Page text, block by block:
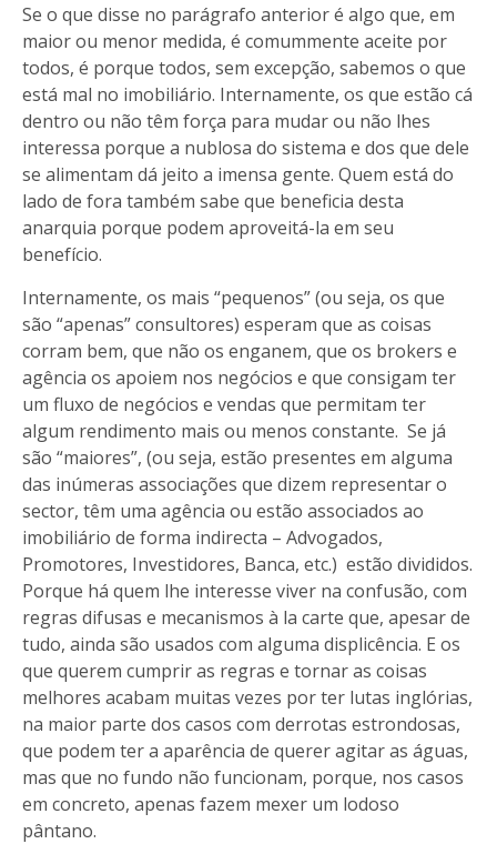
Se o que disse no parágrafo anterior é algo que, em
maior ou menor medida, é comummente aceite por
todos, é porque todos, sem excepção, sabemos o que
está mal no imobiliário. Internamente, os que estão cá
dentro ou não têm força para mudar ou não lhes
interessa porque a nublosa do sistema e dos que dele
se alimentam dá jeito a imensa gente. Quem está do
lado de fora também sabe que beneficia desta
anarquia porque podem aproveitá-la em seu
benefício.
Internamente, os mais “pequenos” (ou seja, os que
são “apenas” consultores) esperam que as coisas
corram bem, que não os enganem, que os brokers e
agência os apoiem nos negócios e que consigam ter
um fluxo de negócios e vendas que permitam ter
algum rendimento mais ou menos constante. Se já
são “maiores”, (ou seja, estão presentes em alguma
das inúmeras associações que dizem representar o
sector, têm uma agência ou estão associados ao
imobiliário de forma indirecta – Advogados,
Promotores, Investidores, Banca, etc.) estão divididos.
Porque há quem lhe interesse viver na confusão, com
regras difusas e mecanismos à la carte que, apesar de
tudo, ainda são usados com alguma displicência. E os
que querem cumprir as regras e tornar as coisas
melhores acabam muitas vezes por ter lutas inglórias,
na maior parte dos casos com derrotas estrondosas,
que podem ter a aparência de querer agitar as águas,
mas que no fundo não funcionam, porque, nos casos
em concreto, apenas fazem mexer um lodoso
pântano.